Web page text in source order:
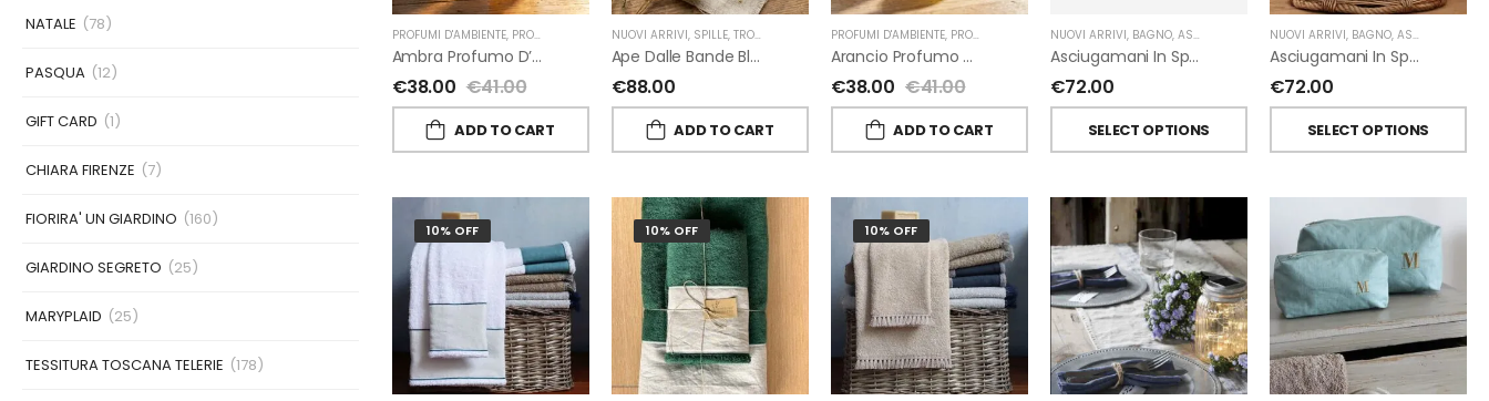
NATALE (78)
PASQUA (12)
GIFT CARD (1)
CHIARA FIRENZE (7)
FIORIRA' UN GIARDINO (160)
GIARDINO SEGRETO (25)
MARYPLAID (25)
TESSITURA TOSCANA TELERIE (178)
PROFUMI D'AMBIENTE, PROFUMI D'AMBIENTE FIORIRA' UN GIARDINO ,FIORIRA' UN GIARDINO
Ambra Profumo D’ambiente Di Fiorirà Un Giardino
€38.00 €41.00
ADD TO CART
NUOVI ARRIVI, SPILLE, TROVELORE
Ape Dalle Bande Blu Spilla Decorata A Mano Di Trovelore
€88.00
ADD TO CART
PROFUMI D'AMBIENTE, PROFUMI D'AMBIENTE FIORIRA' UN GIARDINO ,FIORIRA' UN GIARDINO
Arancio Profumo D’ambiente Di Fiorirà Un Giardino
€38.00 €41.00
ADD TO CART
NUOVI ARRIVI, BAGNO, ASCIUGAMANI GIARDINO SEGRETO
Asciugamani In Spugna Con Fiori In Lino Applicati Di Giardino Segreto.
€72.00
SELECT OPTIONS
NUOVI ARRIVI, BAGNO, ASCIUGAMANI
Asciugamani In Spugna Con Ricami Marini Di Giardino Segreto.
€72.00
SELECT OPTIONS
10% OFF 10% OFF 10% OFF